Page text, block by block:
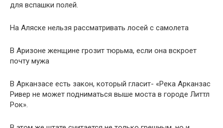
для вспашки полей.
На Аляске нельзя рассматривать лосей с самолета
В Аризоне женщине грозит тюрьма, если она вскроет
почту мужа
В Арканзасе есть закон, который гласит- «Река Арканзас
Ривер не может подниматься выше моста в городе Литтл
Рок».